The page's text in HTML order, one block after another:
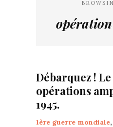
Débarquez !
opérations
1945.
1ère guerre mondiale,